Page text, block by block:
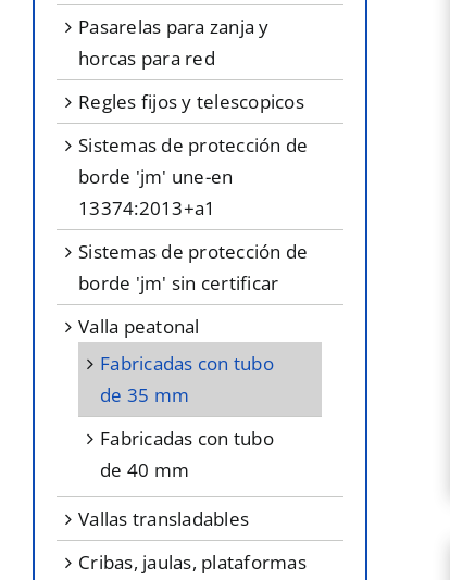
pasarelas para zanja y
horcas para red
regles fijos y telescopicos
sistemas de protección de
borde 'jm' une-en
13374:2013+a1
sistemas de protección de
borde 'jm' sin certificar
valla peatonal
fabricadas con tubo
de 35 mm
fabricadas con tubo
de 40 mm
vallas transladables
cribas, jaulas, plataformas